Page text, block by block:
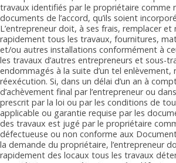
travaux identifiés par le propriétaire comme
documents de l’accord, qu’ils soient
L’entrepreneur doit, à ses frais, remplacer et
rapidement tous les travaux, fournitures,
et/ou autres installations conformément à
les travaux d’autres entrepreneurs et sous-
endommagés à la suite d’un tel
réexécution. Si, dans un délai d’un an à
d’achèvement final par l’entrepreneur ou
prescrit par la loi ou par les conditions de
applicable ou garantie requise par les
des travaux est jugé par le propriétaire
défectueuse ou non conforme aux
la demande du propriétaire, l’entrepreneur
rapidement des locaux tous les travaux